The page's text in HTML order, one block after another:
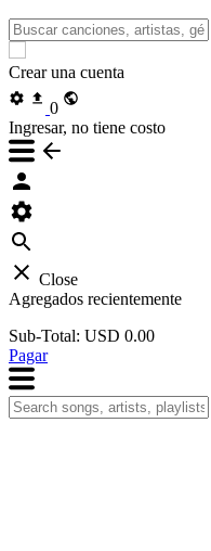
Crear una cuenta
0
Ingresar, no tiene costo
Close
Agregados recientemente
Sub-Total: USD 0.00
Pagar